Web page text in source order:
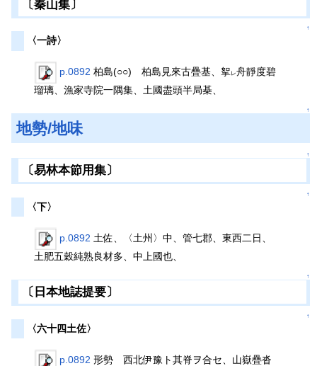
〔秦山集〕
↑
〈一詩〉
p.0892 柏島(○○) 柏島見來古疊基、挐 レ舟靜度碧
瑠璃、漁家寺院一隅集、土國盡頭半局棊、
↑
地勢/地味
↑
〔易林本節用集〕
↑
〈下〉
p.0892 土佐、〈土州〉中、管七郡、東西二日、
土肥五穀純熟良材多、中上國也、
↑
〔日本地誌提要〕
↑
〈六十四土佐〉
p.0892 形勢 西北伊豫ト其脊ヲ合セ、山嶽疊沓